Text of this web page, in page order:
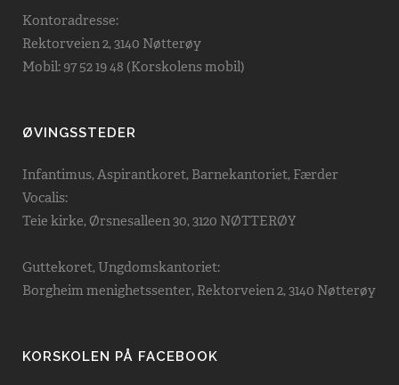
Kontoradresse:
Rektorveien 2, 3140 Nøtterøy
Mobil: 97 52 19 48 (Korskolens mobil)
ØVINGSSTEDER
Infantimus, Aspirantkoret, Barnekantoriet, Færder
Vocalis:
Teie kirke, Ørsnesalleen 30, 3120 NØTTERØY
Guttekoret, Ungdomskantoriet:
Borgheim menighetssenter, Rektorveien 2, 3140 Nøtterøy
KORSKOLEN PÅ FACEBOOK